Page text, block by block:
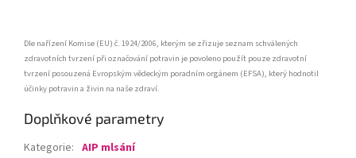
Dle nařízení Komise (EU) č. 1924/2006, kterým se zřizuje seznam schválených
zdravotních tvrzení při označování potravin je povoleno použít pouze zdravotní
tvrzení posouzená Evropským vědeckým poradním orgánem (EFSA), který hodnotil
účinky potravin a živin na naše zdraví.
Doplňkové parametry
Kategorie: AIP mlsání